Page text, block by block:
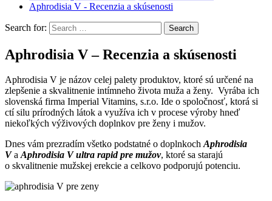
Aphrodisia V - Recenzia a skúsenosti
Search for:
Aphrodisia V – Recenzia a skúsenosti
Aphrodisia V je názov celej palety produktov, ktoré sú určené na
zlepšenie a skvalitnenie intímneho života muža a ženy. Vyrába ich
slovenská firma Imperial Vitamins, s.r.o. Ide o spoločnosť, ktorá si
ctí silu prírodných látok a využíva ich v procese výroby hneď
niekoľkých výživových doplnkov pre ženy i mužov.
Dnes vám prezradím všetko podstatné o doplnkochAphrodisia
VaAphrodisia V ultra rapid pre mužov, ktoré sa starajú
o skvalitnenie mužskej erekcie a celkovo podporujú potenciu.